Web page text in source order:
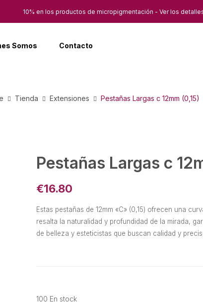
10% en los productos de micropigmentación - Ver los
Somos Contacto
Tienda Extensiones Pestañas Largas c 12mm (0,15)
Pestañas Largas c
Estas pestañas de 12mm «C» (0,15) ofrecen una
resalta la naturalidad y profundidad de la mirada,
de belleza y esteticistas que buscan calidad y
€16.80
100 En stock